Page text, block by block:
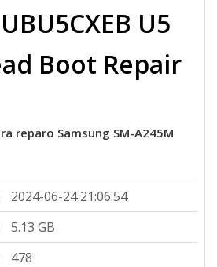
U5
Boot Repair
reparo Samsung SM-A245M
2024-06-24 21:06:54
5.13 GB
478